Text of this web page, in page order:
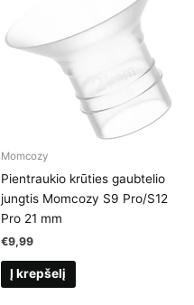
Momcozy
Pientraukio krūties gaubtelio
jungtis Momcozy S9 Pro/S12
Pro 21 mm
€9,99
Į krepšelį